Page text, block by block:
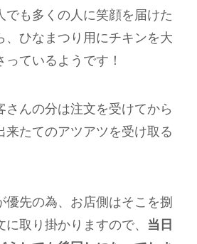
でも多くの人に笑顔を届けた
、ひなまつり用にチキンを大
ているようです！
さんの分は注文を受けてから
来たてのアツアツを受け取る
優先の為、お店側はそこを捌
取り掛かりますので、 当日